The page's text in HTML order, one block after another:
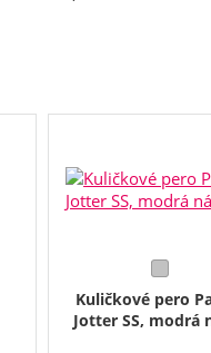
Kuličkové pero
Jotter SS, modrá